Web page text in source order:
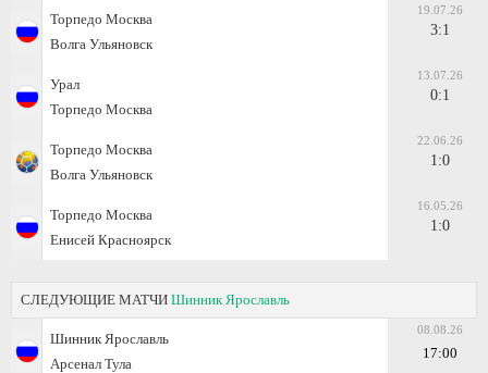
Торпедо Москва
Волга Ульяновск
19.07.26
3:1
Урал
Торпедо Москва
13.07.26
0:1
Торпедо Москва
Волга Ульяновск
22.06.26
1:0
Торпедо Москва
Енисей Красноярск
16.05.26
1:0
СЛЕДУЮЩИЕ МАТЧИ Шинник Ярославль
Шинник Ярославль
Арсенал Тула
08.08.26
17:00